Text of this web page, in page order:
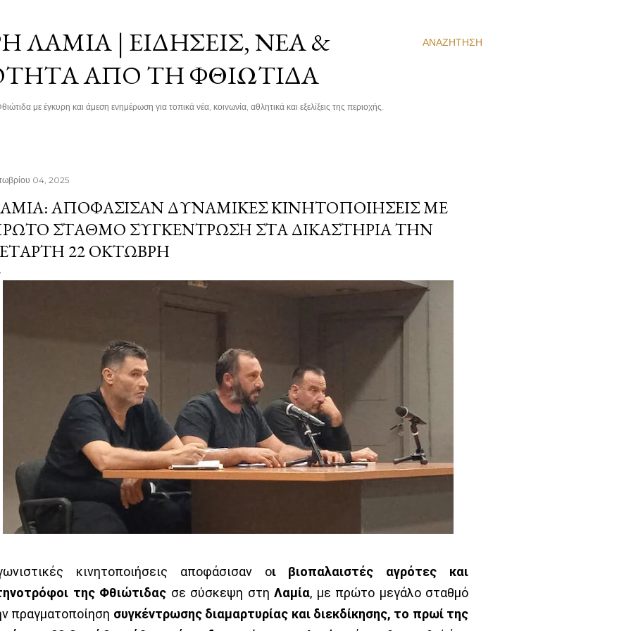
ΑΝΑΖΉΤΗΣΗ
ΛΑΜΊΑ | ΕΙΔΉΣΕΙΣ, ΝΈΑ &
ΑΠΌ ΤΗ ΦΘΙΏΤΙΔΑ
με έγκυρη και άμεση ενημέρωση για τοπικά νέα, κοινωνία, αθλητικά και εξελίξεις της περιοχής.
04, 2025
ΑΠΟΦΆΣΙΣΑΝ ΔΥΝΑΜΙΚΈΣ ΚΙΝΗΤΟΠΟΙΉΣΕΙΣ ΜΕ
ΣΤΑΘΜΌ ΣΥΓΚΈΝΤΡΩΣΗ ΣΤΑ ΔΙΚΑΣΤΉΡΙΑ ΤΗΝ
22 ΟΚΤΏΒΡΗ
κινητοποιήσεις αποφάσισαν οι βιοπαλαιστές αγρότες και
της Φθιώτιδας σε σύσκεψη στη Λαμία, με πρώτο μεγάλο σταθμό
πραγματοποίηση συγκέντρωσης διαμαρτυρίας και διεκδίκησης, το πρωί της